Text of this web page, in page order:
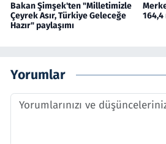
Bakan Şimşek'ten "Milletimizle
Çeyrek Asır, Türkiye Geleceğe
Hazır" paylaşımı
Yorumlar